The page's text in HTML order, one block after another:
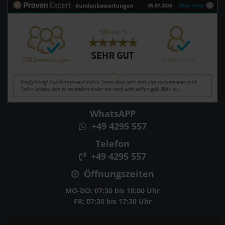
WhatsAPP
+49 4295 557
Telefon
+49 4295 557
Öffnungszeiten
MO-DO: 07:30 bis 18:00 Uhr
FR: 07:30 bis 17:30 Uhr